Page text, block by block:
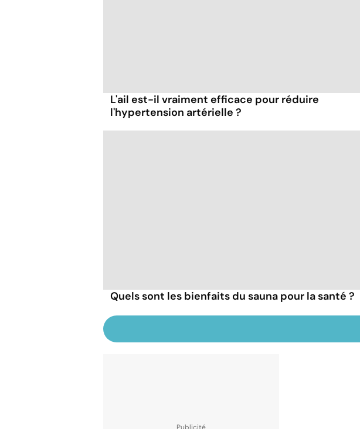
L'ail est-il vraiment efficace pour réduire
l'hypertension artérielle ?
Quels sont les bienfaits du sauna pour la santé ?